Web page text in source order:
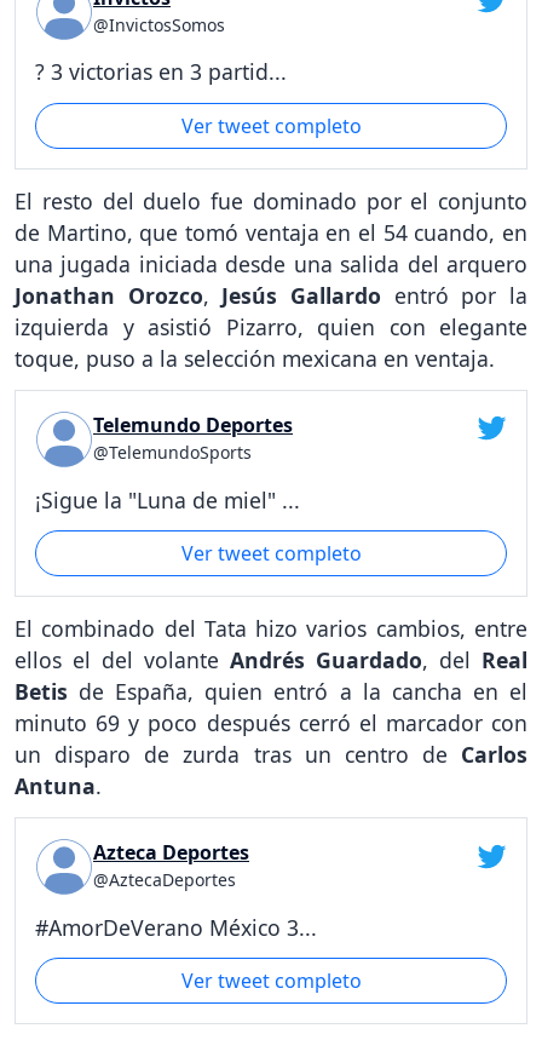
@InvictosSomos
? 3 victorias en 3 partid...
Ver tweet completo
El resto del duelo fue dominado por el conjunto
de Martino, que tomó ventaja en el 54 cuando, en
una jugada iniciada desde una salida del arquero
Jonathan Orozco, Jesús Gallardo entró por la
izquierda y asistió Pizarro, quien con elegante
toque, puso a la selección mexicana en ventaja.
Telemundo Deportes
@TelemundoSports
¡Sigue la "Luna de miel" ...
Ver tweet completo
El combinado del Tata hizo varios cambios, entre
ellos el del volante Andrés Guardado, del Real
Betis de España, quien entró a la cancha en el
minuto 69 y poco después cerró el marcador con
un disparo de zurda tras un centro de Carlos
Antuna.
Azteca Deportes
@AztecaDeportes
#AmorDeVerano México 3...
Ver tweet completo